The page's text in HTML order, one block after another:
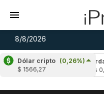
8/8/2026
Dólar cripto (0,26%)
$ 1566,27
Cardano
u$s 0,20